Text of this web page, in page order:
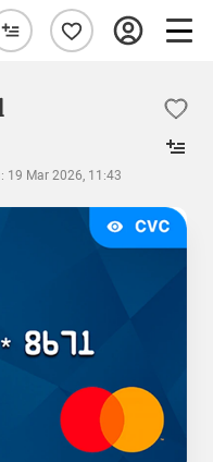
19 Mar 2026, 11:43